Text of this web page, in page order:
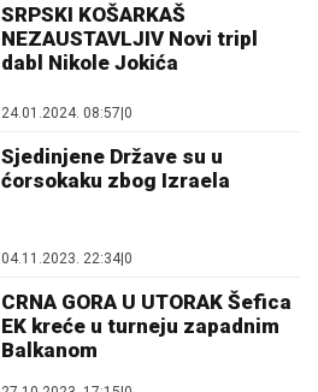
SRPSKI KOŠARKAŠ
NEZAUSTAVLJIV Novi tripl
dabl Nikole Jokića
24.01.2024. 08:57|0
Sjedinjene Države su u
ćorsokaku zbog Izraela
04.11.2023. 22:34|0
CRNA GORA U UTORAK Šefica
EK kreće u turneju zapadnim
Balkanom